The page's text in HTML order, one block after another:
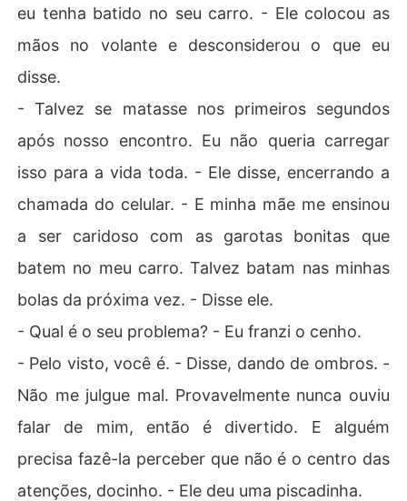
eu tenha batido no seu carro. - Ele colocou as
mãos no volante e desconsiderou o que eu
disse.
- Talvez se matasse nos primeiros segundos
após nosso encontro. Eu não queria carregar
isso para a vida toda. - Ele disse, encerrando a
chamada do celular. - E minha mãe me ensinou
a ser caridoso com as garotas bonitas que
batem no meu carro. Talvez batam nas minhas
bolas da próxima vez. - Disse ele.
- Qual é o seu problema? - Eu franzi o cenho.
- Pelo visto, você é. - Disse, dando de ombros. -
Não me julgue mal. Provavelmente nunca ouviu
falar de mim, então é divertido. E alguém
precisa fazê-la perceber que não é o centro das
atenções, docinho. - Ele deu uma piscadinha.